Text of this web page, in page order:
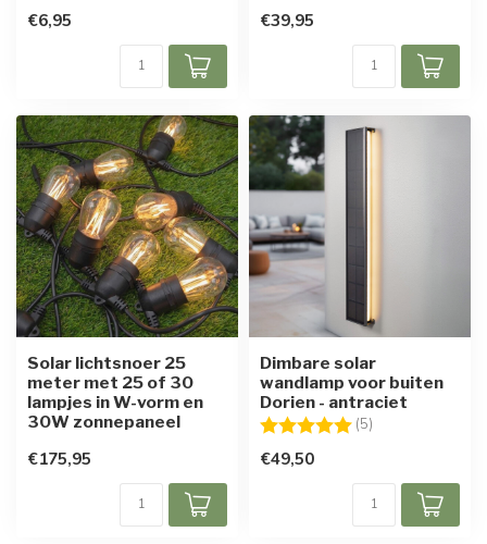
€6,95 €39,95
Solar lichtsnoer 25
meter met 25 of 30
lampjes in W-vorm en
30W zonnepaneel
€175,95
Dimbare solar
wandlamp voor buiten
Dorien - antraciet
Beoordeling: (5)
€49,50